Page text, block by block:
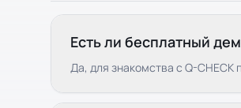
Есть ли бесплатный
Да, для знакомства с Q-CHECK